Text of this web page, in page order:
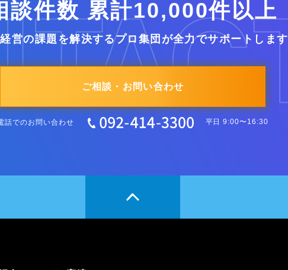
談件数 累計10,000件以上
営の課題を解決するプロ集団が全力でサポートします
ご相談・お問い合わせ
話でのお問い合わせ 平日 9:00〜16:30